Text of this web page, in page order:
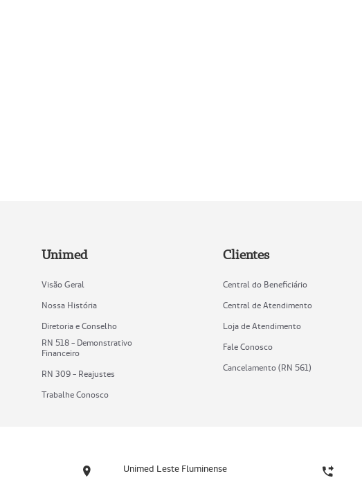
Unimed
Visão Geral
Nossa História
Diretoria e Conselho
RN 518 - Demonstrativo
Financeiro
RN 309 - Reajustes
Trabalhe Conosco
Clientes
Central do Beneficiário
Central de Atendimento
Loja de Atendimento
Fale Conosco
Cancelamento (RN 561)
Unimed Leste Fluminense